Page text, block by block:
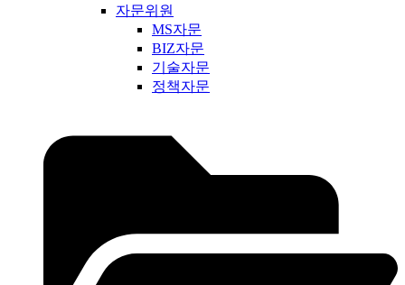
자문위원
MS자문
BIZ자문
기술자문
정책자문